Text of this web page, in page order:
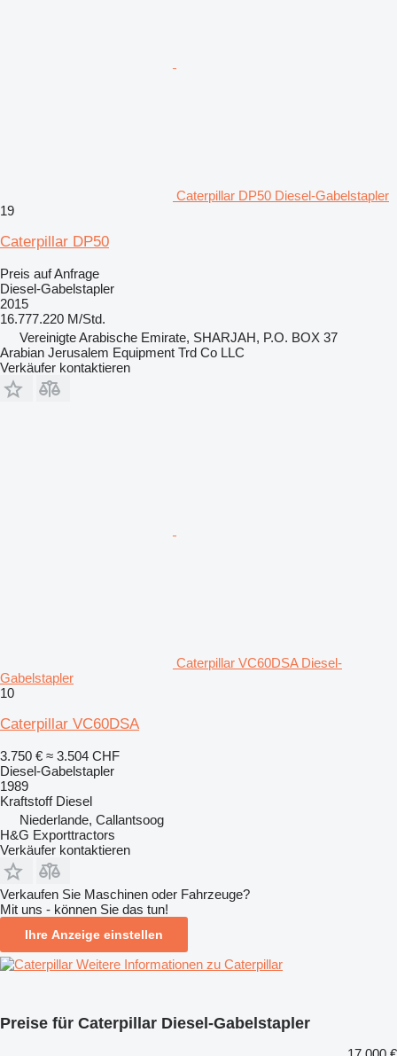
Caterpillar DP50 Diesel-Gabelstapler
19
Caterpillar DP50
Preis auf Anfrage
Diesel-Gabelstapler
2015
16.777.220 M/Std.
Vereinigte Arabische Emirate, SHARJAH, P.O. BOX 37
Arabian Jerusalem Equipment Trd Co LLC
Verkäufer kontaktieren
Caterpillar VC60DSA Diesel-
Gabelstapler
10
Caterpillar VC60DSA
3.750 € ≈ 3.504 CHF
Diesel-Gabelstapler
1989
Kraftstoff Diesel
Niederlande, Callantsoog
H&G Exporttractors
Verkäufer kontaktieren
Verkaufen Sie Maschinen oder Fahrzeuge?
Mit uns - können Sie das tun!
Ihre Anzeige einstellen
Weitere Informationen zu Caterpillar
Preise für Caterpillar Diesel-Gabelstapler